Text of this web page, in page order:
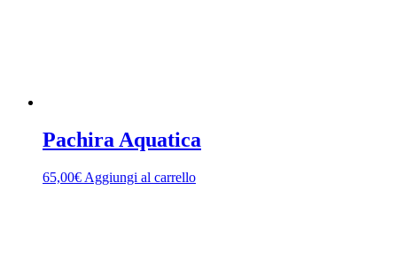
Pachira Aquatica
65,00€ Aggiungi al carrello